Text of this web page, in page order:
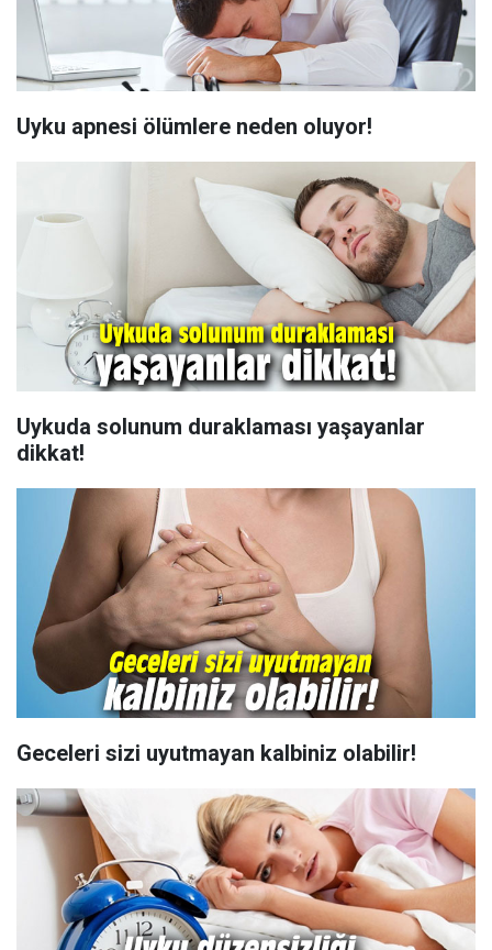
Uyku apnesi ölümlere neden oluyor!
Uykuda solunum duraklaması yaşayanlar
dikkat!
Geceleri sizi uyutmayan kalbiniz olabilir!